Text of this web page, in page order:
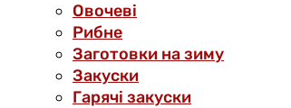
Овочеві
Рибне
Заготовки на зиму
Закуски
Гарячі закуски